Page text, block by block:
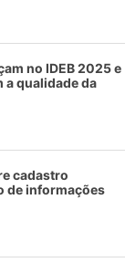
no IDEB 2025 e
qualidade da
cadastro
de informações